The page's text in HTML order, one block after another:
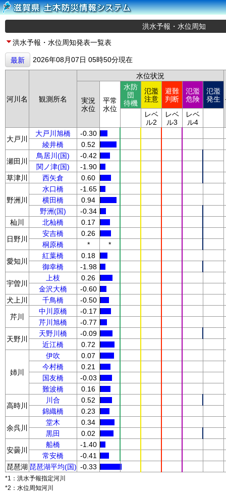
洪水予報・水位周知
洪水予報・水位周知発表一覧表
最新 2026年08月07日 05時50分現在
河川名 観測所名
水位状況
実況
水位
平常
水位
水防
団
待機
氾濫
注意
避難
判断
氾濫
危険
氾濫
発生
レベ
ル2
レベ
ル3
レベ
ル4
大戸川
大戸川旭橋
-0.30
綾井橋
0.52
瀬田川
鳥居川(国)
-0.42
関ノ津(国)
-1.90
草津川
西矢倉 0.60
野洲川
水口橋
-1.65
横田橋
0.94
野洲(国)
-0.34
杣川
北杣橋 0.17
日野川
安吉橋
0.26
桐原橋
* *
愛知川
紅葉橋
0.18
御幸橋
-1.98
宇曽川
上枝
0.26
金沢大橋
-0.60
犬上川
千鳥橋 -0.50
芹川
中川原橋
-0.17
芹川旭橋
-0.77
天野川
天野川橋
-0.09
近江橋
0.72
姉川
伊吹
0.07
今村橋
0.21
国友橋
-0.03
難波橋
0.16
高時川
川合
0.52
錦織橋
0.23
余呉川
堂木
0.34
黒田
0.02
安曇川
船橋
-1.40
常安橋
-0.41
琵琶湖 琵琶湖平均(国) -0.33
*1：洪水予報指定河川
*2：水位周知河川